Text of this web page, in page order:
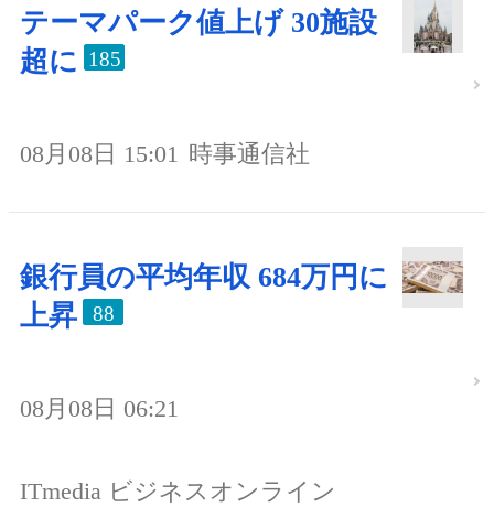
テーマパーク値上げ 30施設
超に 185
08月08日 15:01 時事通信社
銀行員の平均年収 684万円に
上昇
88
08月08日 06:21
ITmedia ビジネスオンライン